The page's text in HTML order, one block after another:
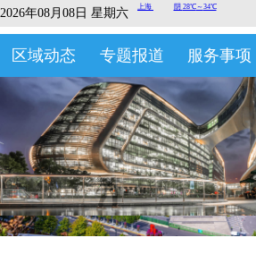
2026年08月08日 星期六
区域动态 专题报道 服务事项